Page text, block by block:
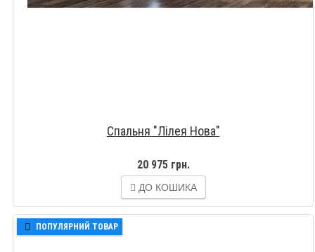
Спальня "Лілея Нова"
20 975 грн.
ДО КОШИКА
ПОПУЛЯРНИЙ ТОВАР